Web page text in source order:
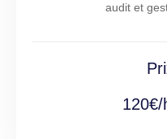
audit et